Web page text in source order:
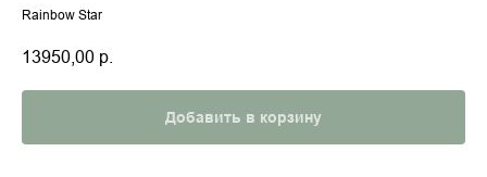
Rainbow Star
13950,00 р.
Добавить в корзину